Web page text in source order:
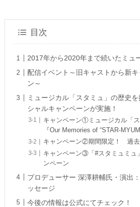
目次
2017年から2020年まで続いたミュ
配信イベント～旧キャストから新
ン～
ミュージカル「スタミュ」の歴史
シャルキャンペーンが実施！
キャンペーン①ミュージカル「
『Our Memories of “STAR-
キャンペーン②期間限定！ 過去
キャンペーン③「#スタミュミュ
ンペーン
プロデューサー 深澤耕輔氏・演出
ッセージ
今後の情報は公式にてチェック！